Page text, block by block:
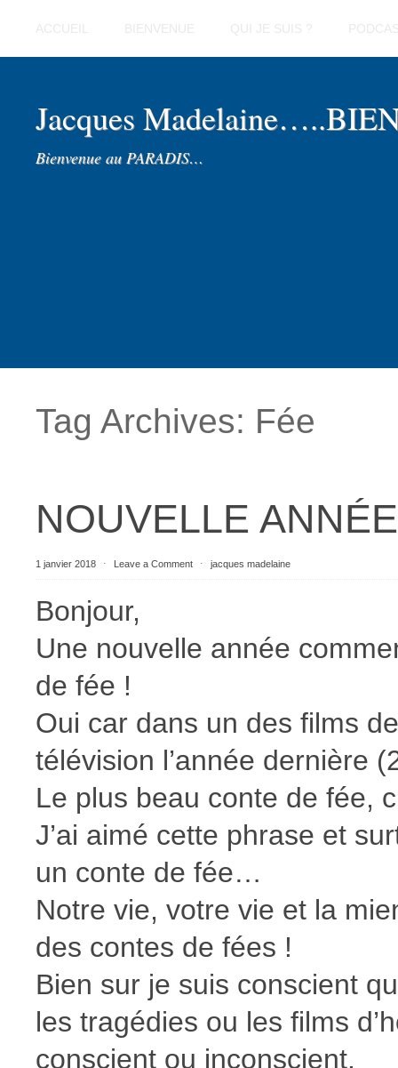
Jacques
Bienvenue au PARADIS…
Tag Archives: Fée
NOUVELLE ANNÉE
1 janvier 2018 ⋅ Leave a Comment ⋅ jacques madelaine
Bonjour,
Une nouvelle année
de fée !
Oui car dans un des films
télévision l’année dernière
Le plus beau conte de fée,
J’ai aimé cette phrase et
un conte de fée…
Notre vie, votre vie et la
des contes de fées !
Bien sur je suis conscient
les tragédies ou les films
conscient ou inconscient.